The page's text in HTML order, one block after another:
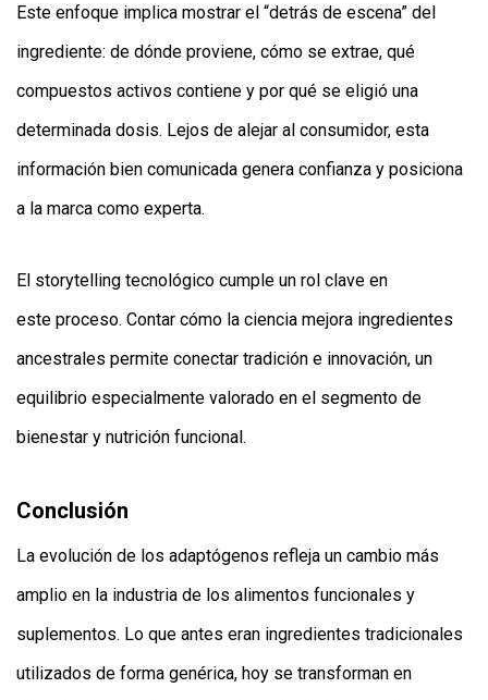
Este enfoque implica mostrar el “detrás de escena” del
ingrediente: de dónde proviene, cómo se extrae, qué
compuestos activos contiene y por qué se eligió una
determinada dosis. Lejos de alejar al consumidor, esta
información bien comunicada genera confianza y posiciona
a la marca como experta.
El storytelling tecnológico cumple un rol clave en
este proceso. Contar cómo la ciencia mejora ingredientes
ancestrales permite conectar tradición e innovación, un
equilibrio especialmente valorado en el segmento de
bienestar y nutrición funcional.
Conclusión
La evolución de los adaptógenos refleja un cambio más
amplio en la industria de los alimentos funcionales y
suplementos. Lo que antes eran ingredientes tradicionales
utilizados de forma genérica, hoy se transforman en